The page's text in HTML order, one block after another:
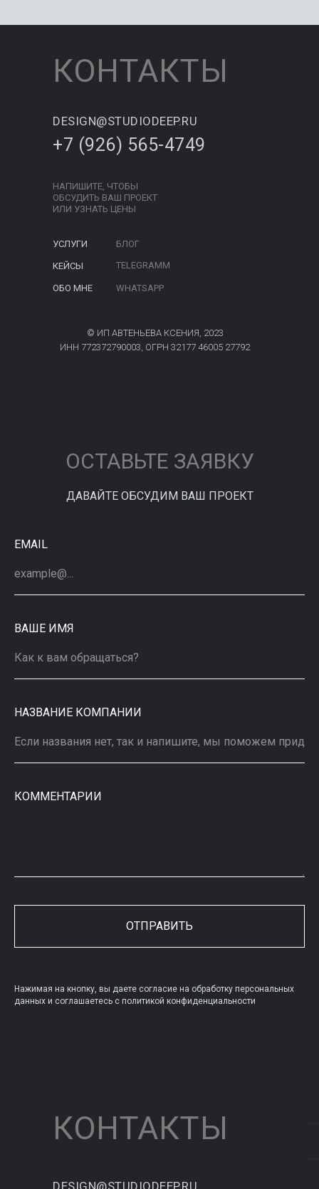
ОБО МНЕ
КЕЙСЫ
УСЛУГИ
НАПИШИТЕ, ЧТОБЫ
ОБСУДИТЬ ВАШ ПРОЕКТ
ИЛИ УЗНАТЬ ЦЕНЫ
WHATSAPP
TELEGRAMM
БЛОГ
КОНТАКТЫ
© ИП АВТЕНЬЕВА КСЕНИЯ, 2023
ИНН 772372790003, ОГРН 32177 46005 27792
+7 (926) 565-4749
DESIGN@STUDIODEEP.RU
ОСТАВЬТЕ ЗАЯВКУ
ДАВАЙТЕ ОБСУДИМ ВАШ ПРОЕКТ
EMAIL
ВАШЕ ИМЯ
НАЗВАНИЕ КОМПАНИИ
КОММЕНТАРИИ
ОТПРАВИТЬ
Нажимая на кнопку, вы даете согласие на обработку персональных
данных и соглашаетесь c политикой конфиденциальности
КОНТАКТЫ
DESIGN@STUDIODEEP.RU